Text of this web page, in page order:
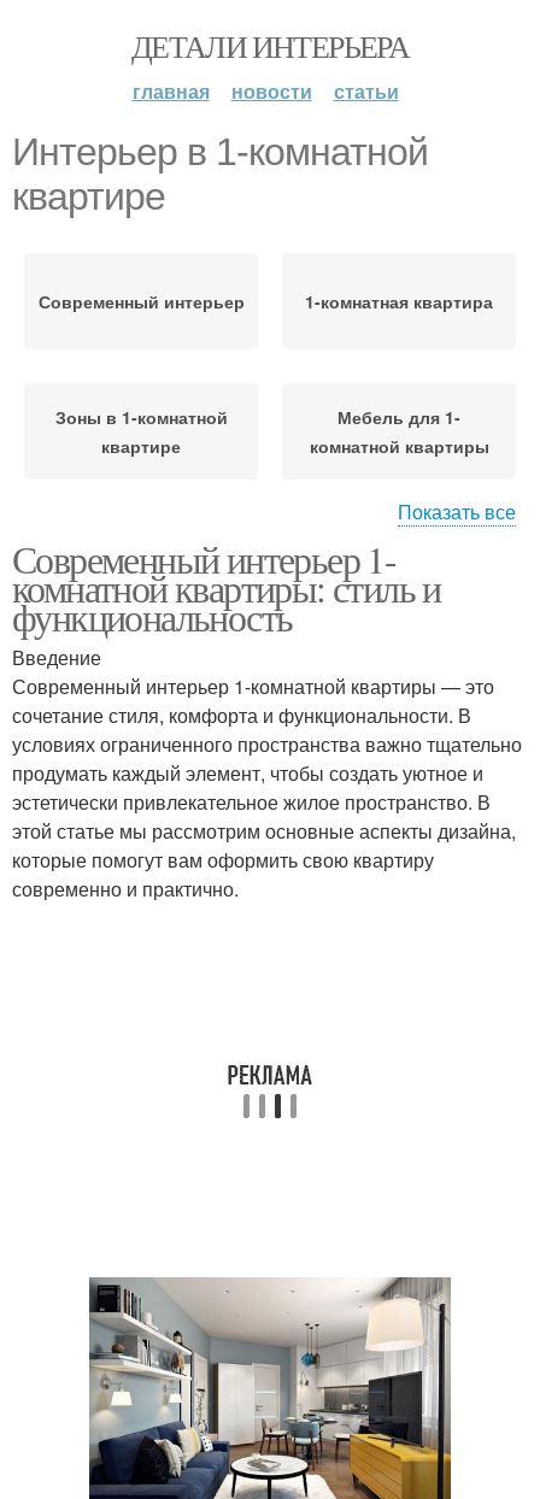
ДЕТАЛИ ИНТЕРЬЕРА
главная новости статьи
Интерьер в 1-комнатной
квартире
Современный интерьер 1-комнатная квартира
Зоны в 1-комнатной
квартире
Мебель для 1-
комнатной квартиры
Материалы для
интерьера
Гамма для
современного
интерьера
Пространство в 1-
комнатной квартире
Показать все
Современный интерьер 1-
комнатной квартиры: стиль и
функциональность
Введение
Современный интерьер 1-комнатной квартиры — это
сочетание стиля, комфорта и функциональности. В
условиях ограниченного пространства важно тщательно
продумать каждый элемент, чтобы создать уютное и
эстетически привлекательное жилое пространство. В
этой статье мы рассмотрим основные аспекты дизайна,
которые помогут вам оформить свою квартиру
современно и практично.